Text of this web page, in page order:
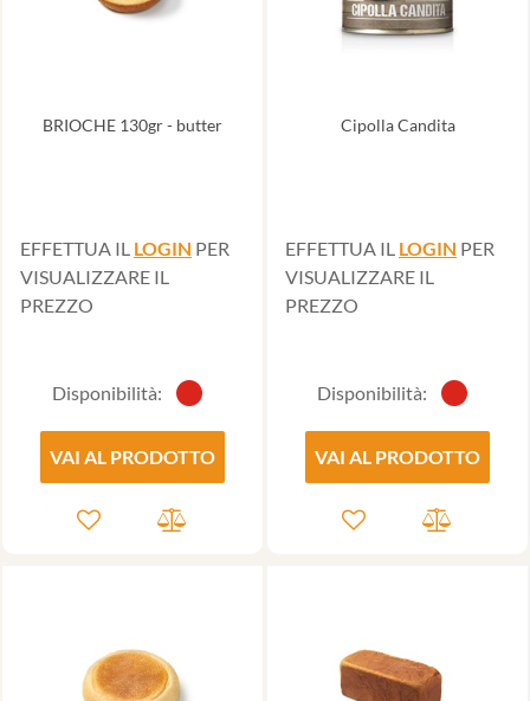
BRIOCHE 130gr - butter
EFFETTUA IL LOGIN PER
VISUALIZZARE IL
PREZZO
Disponibilità:
VAI AL PRODOTTO
Cipolla Candita
EFFETTUA IL LOGIN PER
VISUALIZZARE IL
PREZZO
Disponibilità:
VAI AL PRODOTTO